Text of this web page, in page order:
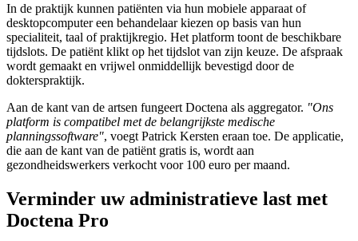
In de praktijk kunnen patiënten via hun mobiele apparaat of
desktopcomputer een behandelaar kiezen op basis van hun
specialiteit, taal of praktijkregio. Het platform toont de beschikbare
tijdslots. De patiënt klikt op het tijdslot van zijn keuze. De afspraak
wordt gemaakt en vrijwel onmiddellijk bevestigd door de
dokterspraktijk.
Aan de kant van de artsen fungeert Doctena als aggregator. "Ons
platform is compatibel met de belangrijkste medische
planningssoftware", voegt Patrick Kersten eraan toe. De applicatie,
die aan de kant van de patiënt gratis is, wordt aan
gezondheidswerkers verkocht voor 100 euro per maand.
Verminder uw administratieve last met
Doctena Pro